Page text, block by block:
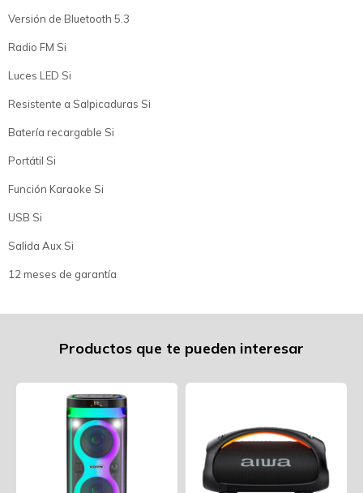
Versión de Bluetooth 5.3
Radio FM Si
Luces LED Si
Resistente a Salpicaduras Si
Batería recargable Si
Portátil Si
Función Karaoke Si
USB Si
Salida Aux Si
12 meses de garantía
Productos que te pueden interesar